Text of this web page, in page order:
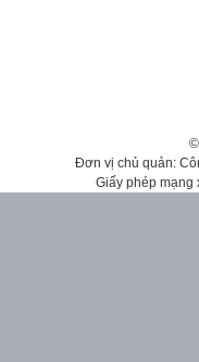
Đơn vị chủ quản:
Giấy phép mạng